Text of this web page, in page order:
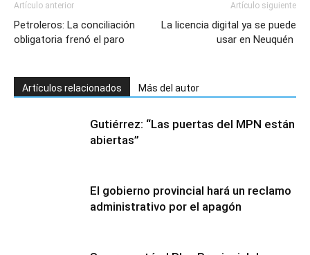
Artículo anterior
Petroleros: La conciliación
obligatoria frenó el paro
Artículo siguiente
La licencia digital ya se puede
usar en Neuquén
Artículos relacionados Más del autor
Gutiérrez: “Las puertas del MPN están
abiertas”
El gobierno provincial hará un reclamo
administrativo por el apagón